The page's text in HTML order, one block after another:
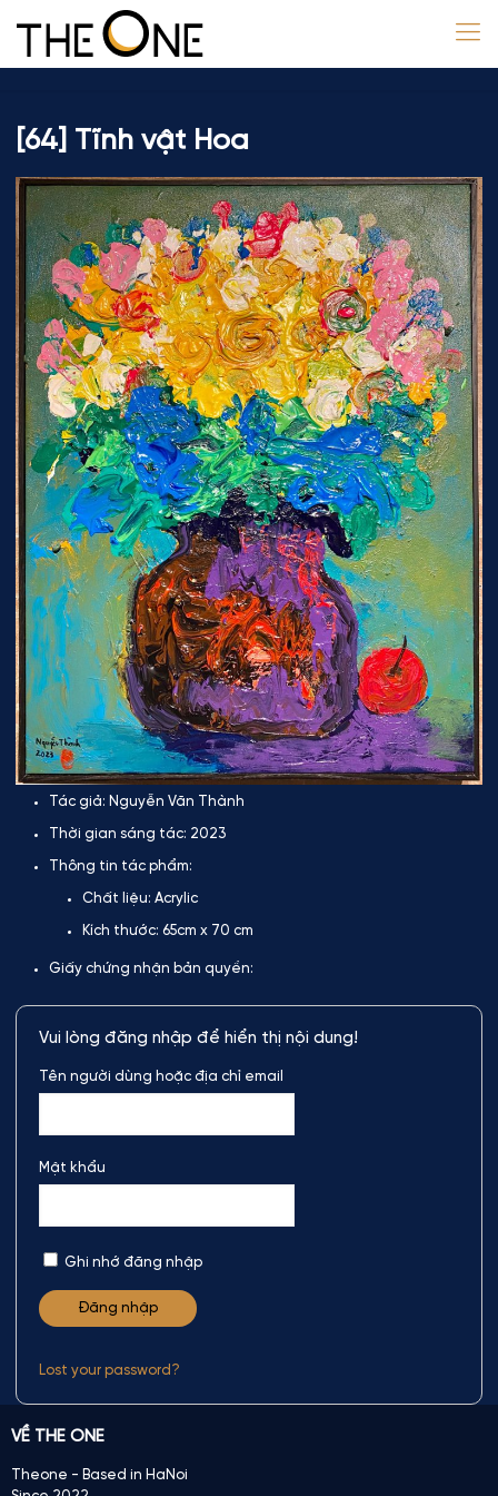
[64] Tĩnh vật Hoa
Tác giả: Nguyễn Văn Thành
Thời gian sáng tác: 2023
Thông tin tác phẩm:
Chất liệu: Acrylic
Kích thước: 65cm x 70 cm
Giấy chứng nhận bản quyền:
Vui lòng đăng nhập để hiển thị nội dung!
Tên người dùng hoặc địa chỉ email
Mật khẩu
Ghi nhớ đăng nhập
Lost your password?
VỀ THE ONE
Theone - Based in HaNoi